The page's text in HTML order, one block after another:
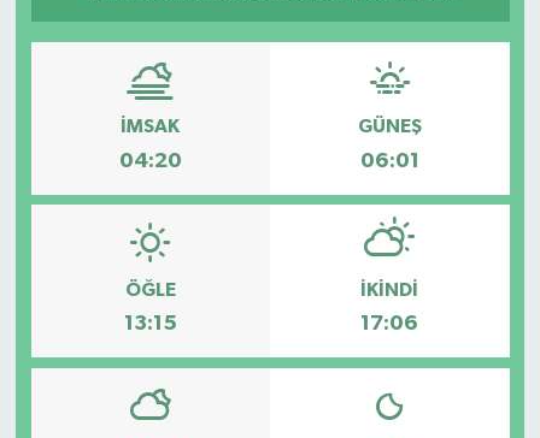
İMSAK
04:20
GÜNEŞ
06:01
ÖĞLE
13:15
İKINDI
17:06